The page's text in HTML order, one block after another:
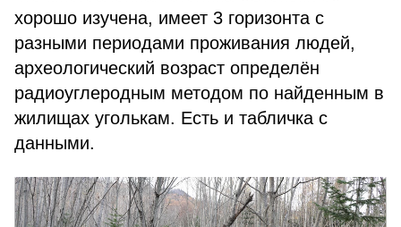
хорошо изучена, имеет 3 горизонта с
разными периодами проживания лю­дей,
археологический возраст опре­делён
радиоуглеродным методом по найденным в
жилищах уголькам. Есть и табличка с
данными.